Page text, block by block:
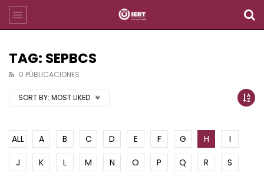
TAG: SEPBCS
0 PÚBLICACIONES
SORT BY: MOST LIKED
ALL A B C D E F G H
I
J
K L M N O P Q R
S